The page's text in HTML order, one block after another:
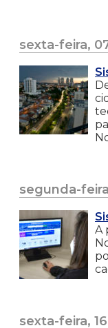
sexta-feira,
segunda-
A
sexta-feira,